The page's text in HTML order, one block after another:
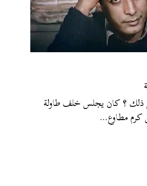
ذلك ؟ كان يجلس خلف طاولة
كرم مطاوع…